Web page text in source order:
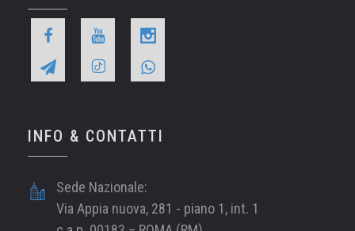
INFO & CONTATTI
Sede Nazionale:
Via Appia nuova, 281 - piano 1, int. 1